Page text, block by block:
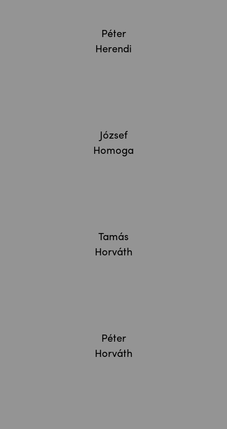
Péter
Herendi
József
Homoga
Tamás
Horváth
Péter
Horváth